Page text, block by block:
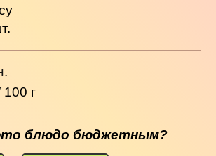
100 г
блюдо бюджетным?